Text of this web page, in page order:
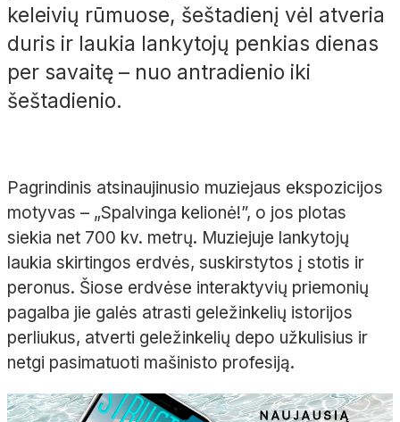
keleivių rūmuose, šeštadienį vėl atveria
duris ir laukia lankytojų penkias dienas
per savaitę – nuo antradienio iki
šeštadienio.
Pagrindinis atsinaujinusio muziejaus ekspozicijos
motyvas – „Spalvinga kelionė!”, o jos plotas
siekia net 700 kv. metrų. Muziejuje lankytojų
laukia skirtingos erdvės, suskirstytos į stotis ir
peronus. Šiose erdvėse interaktyvių priemonių
pagalba jie galės atrasti geležinkelių istorijos
perliukus, atverti geležinkelių depo užkulisius ir
netgi pasimatuoti mašinisto profesiją.